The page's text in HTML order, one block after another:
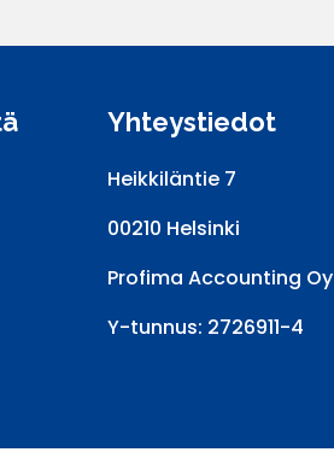
Yhteystiedot
Heikkiläntie 7
00210 Helsinki
Profima Accounting Oy
Y-tunnus: 2726911-4